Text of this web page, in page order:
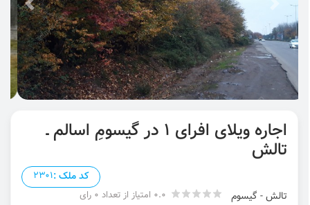
اجاره ویلای افرای ۱ در گیسومِ اسالم ـ
تالش
کد ملک :2301
تالش - گیسوم
0.0 امتیاز از تعداد 0 رای